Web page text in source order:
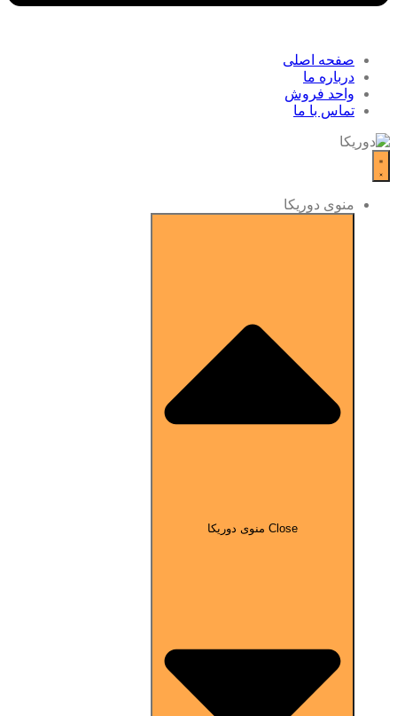
صفحه اصلی
درباره ما
واحد فروش
تماس با ما
منوی دوریکا
Close منوی دوریکا